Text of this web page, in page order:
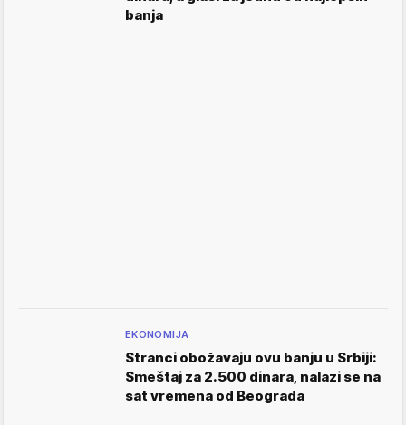
banja
EKONOMIJA
Stranci obožavaju ovu banju u Srbiji:
Smeštaj za 2.500 dinara, nalazi se na
sat vremena od Beograda